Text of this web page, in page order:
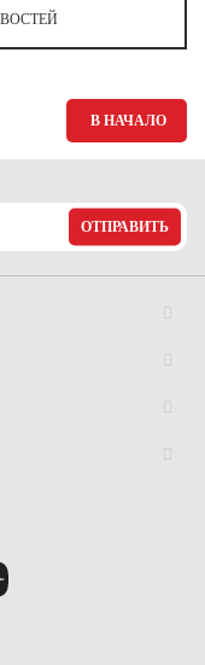
В НАЧАЛО
ОТПРАВИТЬ